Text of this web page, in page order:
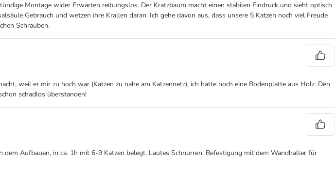
Montage wider Erwarten reibungslos. Der Kratzbaum macht einen stabilen Eindruck und sieht optisch
Gebrauch und wetzen ihre Krallen daran. Ich gehe davon aus, dass unsere 5 Katzen noch viel Freude
Schrauben.
weil er mir zu hoch war (Katzen zu nahe am Katzennetz), ich hatte noch eine Bodenplatte aus Holz. Den
schadlos überstanden!
Aufbauen, in ca. 1h mit 6-9 Katzen belegt. Lautes Schnurren. Befestigung mit dem Wandhalter für